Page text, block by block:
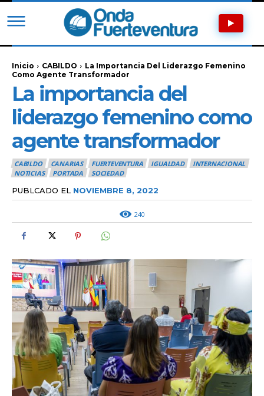
Inicio CABILDO
La Importancia Del Liderazgo Femenino
Como Agente Transformador
La importancia del
liderazgo femenino como
agente transformador
CABILDO CANARIAS FUERTEVENTURA IGUALDAD
INTERNACIONAL
NOTICIAS
PORTADA SOCIEDAD
PUBLCADO EL NOVIEMBRE 8, 2022
240